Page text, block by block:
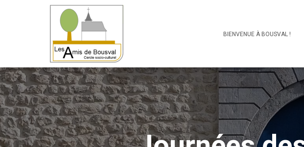
BIENVENUE À BOUSVAL !